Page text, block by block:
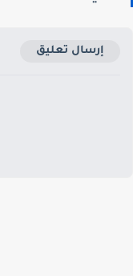
إرسال تعليق